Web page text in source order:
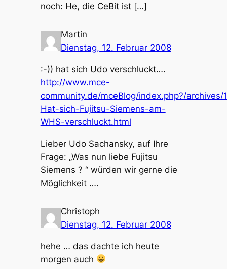
noch: He, die CeBit ist […]
Martin
Dienstag, 12. Februar 2008
:-)) hat sich Udo verschluckt….
http://www.mce-
community.de/mceBlog/index.php?/archives/
Hat-sich-Fujitsu-Siemens-am-
WHS-verschluckt.html
Lieber Udo Sachansky, auf Ihre
Frage: „Was nun liebe Fujitsu
Siemens ? “ würden wir gerne die
Möglichkeit ….
Christoph
Dienstag, 12. Februar 2008
hehe … das dachte ich heute
morgen auch